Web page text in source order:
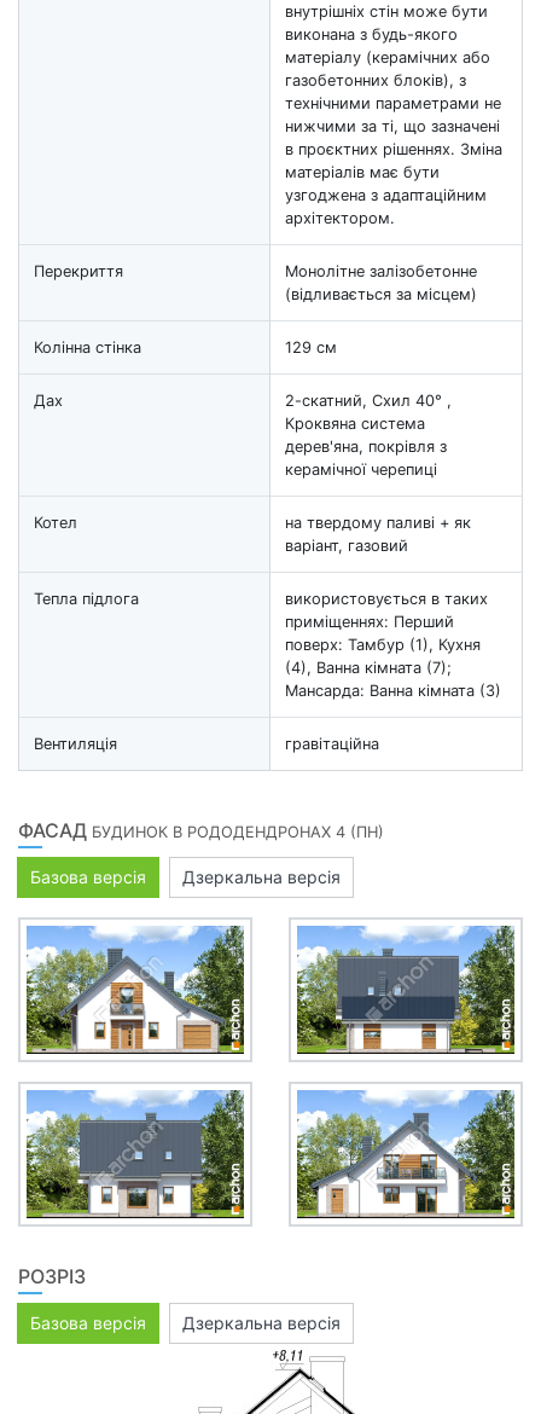
внутрішніх стін може бути
виконана з будь-якого
матеріалу (керамічних або
газобетонних блоків), з
технічними параметрами не
нижчими за ті, що зазначені
в проєктних рішеннях. Зміна
матеріалів має бути
узгоджена з адаптаційним
архітектором.
Перекриття
Монолітне залізобетонне
(відливається за місцем)
Колінна стінка 129 см
Дах
2-скатний, Схил 40° ,
Кроквяна система
дерев'яна, покрівля з
керамічної черепиці
Котел
на твердому паливі + як
варіант, газовий
Тепла підлога
використовується в таких
приміщеннях: Перший
поверх: Тамбур (1), Кухня
(4), Ванна кімната (7);
Мансарда: Ванна кімната (3)
Вентиляція гравітаційна
ФАСАД БУДИНОК В РОДОДЕНДРОНАХ 4 (ПН)
Базова версія Дзеркальна версія
РОЗРІЗ
Базова версія Дзеркальна версія